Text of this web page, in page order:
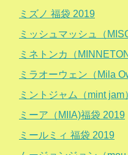
ミズノ 福袋 2019
ミッシュマッシュ（
ミネトンカ（
ミラオーウェン（Mila
ミントジャム（mint jam
ミーア（MIIA)福袋 2019
ミールミィ 福袋 2019